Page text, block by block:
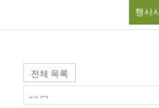
행사
전체 목록